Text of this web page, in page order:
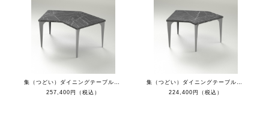
集（つどい）ダイニングテーブル135°コーナー（ブラックマーブルトップ+チタン脚）
257,400円（税込）
集（つどい）ダイニングテーブル135°ショートL（ブラックマーブルトップ+チタン脚）
224,400円（税込）